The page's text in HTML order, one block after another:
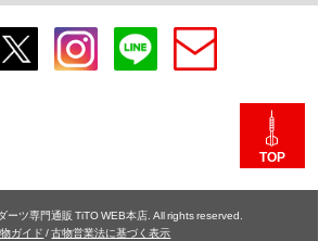
TOP
ーツ専門通販 TiTO WEB本店. All rights reserved.
ガイド /古物営業法に基づく表示